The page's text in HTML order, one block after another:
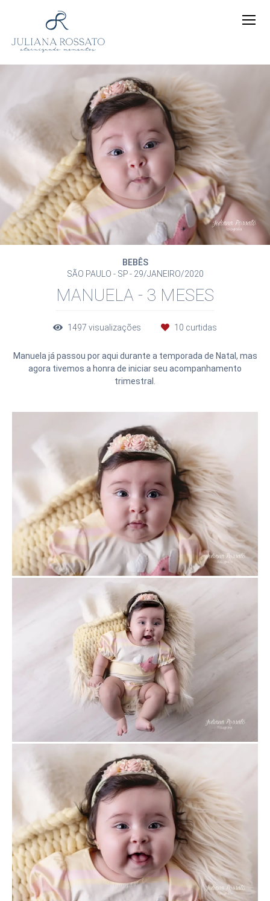
BEBÊS
SÃO PAULO - SP
29/JANEIRO/2020
MANUELA - 3 MESES
1497 visualizações 10 curtidas
Manuela já passou por aqui durante a temporada de Natal, mas
agora tivemos a honra de iniciar seu acompanhamento
trimestral.